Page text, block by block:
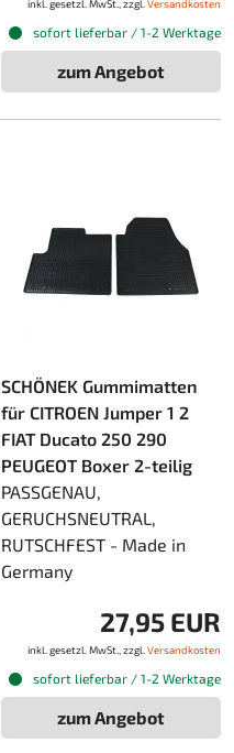
inkl. gesetzl. MwSt., zzgl. Versandkosten
sofort lieferbar / 1-2 Werktage
zum Angebot
SCHÖNEK Gummimatten
für CITROEN Jumper 1 2
FIAT Ducato 250 290
PEUGEOT Boxer 2-teilig
PASSGENAU,
GERUCHSNEUTRAL,
RUTSCHFEST - Made in
Germany
27,95 EUR
inkl. gesetzl. MwSt., zzgl. Versandkosten
sofort lieferbar / 1-2 Werktage
zum Angebot